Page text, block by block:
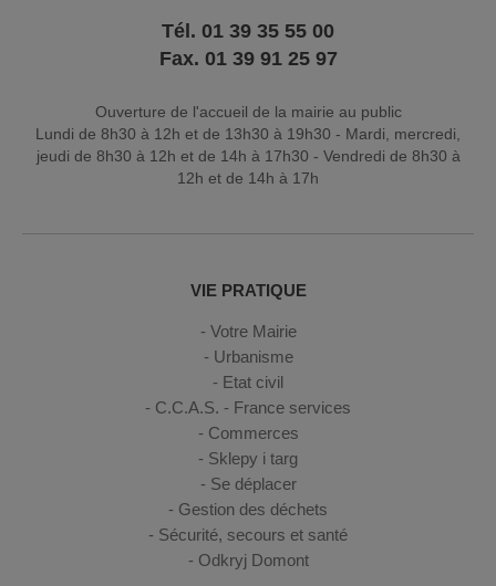
Tél. 01 39 35 55 00
Fax. 01 39 91 25 97
Ouverture de l'accueil de la mairie au public
Lundi de 8h30 à 12h et de 13h30 à 19h30 - Mardi, mercredi,
jeudi de 8h30 à 12h et de 14h à 17h30 - Vendredi de 8h30 à
12h et de 14h à 17h
VIE PRATIQUE
Votre Mairie
Urbanisme
Etat civil
C.C.A.S. - France services
Commerces
Sklepy i targ
Se déplacer
Gestion des déchets
Sécurité, secours et santé
Odkryj Domont